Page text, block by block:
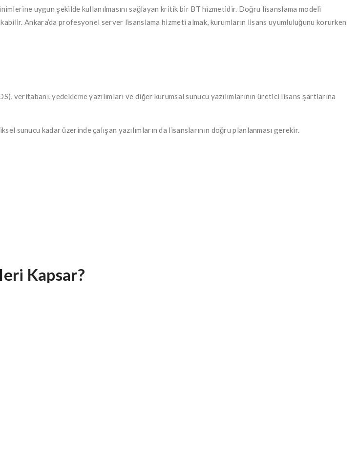
uygun şekilde kullanılmasını sağlayan kritik bir BT hizmetidir. Doğru lisanslama modeli
Ankara’da profesyonel server lisanslama hizmeti almak, kurumların lisans uyumluluğunu korurken
yedekleme yazılımları ve diğer kurumsal sunucu yazılımlarının üretici lisans şartlarına
sunucu kadar üzerinde çalışan yazılımların da lisanslarının doğru planlanması gerekir.
Kapsar?